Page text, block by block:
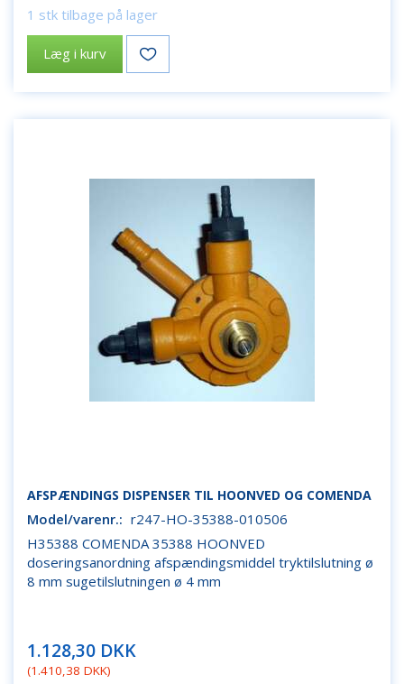
1 stk tilbage på lager
Læg i kurv
AFSPÆNDINGS DISPENSER TIL HOONVED OG COMENDA
Model/varenr.: r247-HO-35388-010506
H35388 COMENDA 35388 HOONVED
doseringsanordning afspændingsmiddel tryktilslutning ø
8 mm sugetilslutningen ø 4 mm
1.128,30 DKK
(1.410,38 DKK)